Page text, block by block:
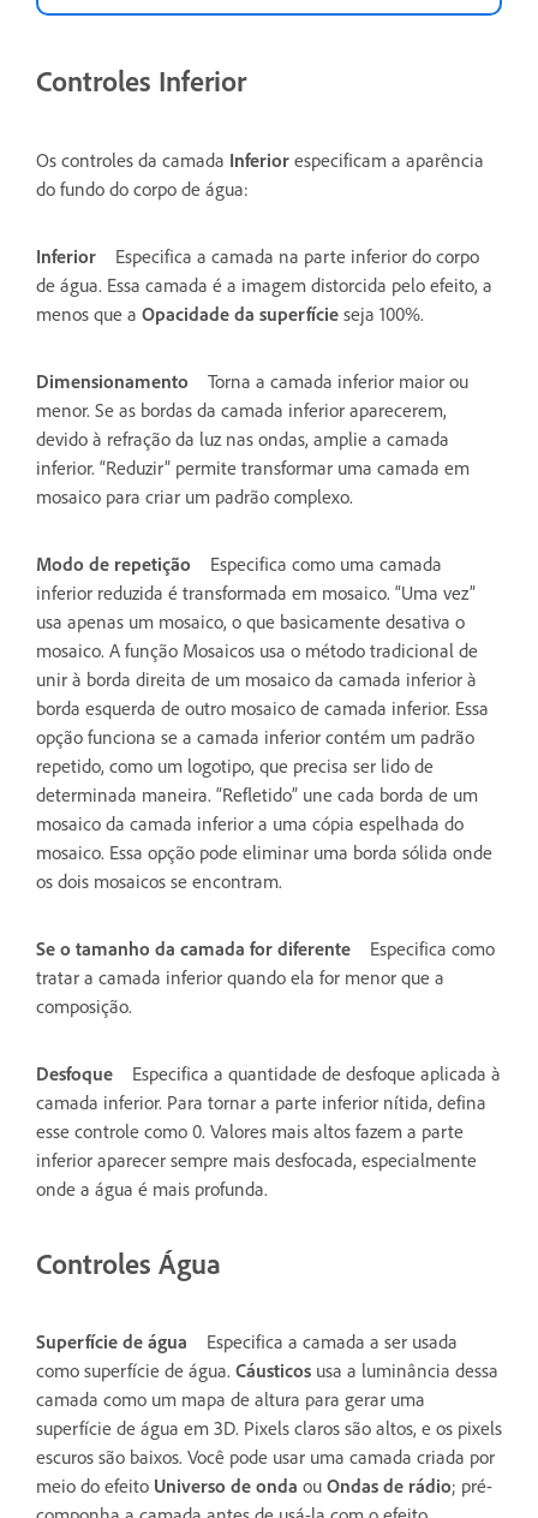
Controles Inferior
Os controles da camada Inferior especificam a aparência
do fundo do corpo de água:
Inferior
Especifica a camada na parte inferior do corpo
de água. Essa camada é a imagem distorcida pelo efeito, a
menos que a Opacidade da superfície seja 100%.
Dimensionamento
Torna a camada inferior maior ou
menor. Se as bordas da camada inferior aparecerem,
devido à refração da luz nas ondas, amplie a camada
inferior. “Reduzir” permite transformar uma camada em
mosaico para criar um padrão complexo.
Modo de repetição
Especifica como uma camada
inferior reduzida é transformada em mosaico. “Uma vez”
usa apenas um mosaico, o que basicamente desativa o
mosaico. A função Mosaicos usa o método tradicional de
unir à borda direita de um mosaico da camada inferior à
borda esquerda de outro mosaico de camada inferior. Essa
opção funciona se a camada inferior contém um padrão
repetido, como um logotipo, que precisa ser lido de
determinada maneira. “Refletido” une cada borda de um
mosaico da camada inferior a uma cópia espelhada do
mosaico. Essa opção pode eliminar uma borda sólida onde
os dois mosaicos se encontram.
Se o tamanho da camada for diferente
Especifica como
tratar a camada inferior quando ela for menor que a
composição.
Desfoque
Especifica a quantidade de desfoque aplicada à
camada inferior. Para tornar a parte inferior nítida, defina
esse controle como 0. Valores mais altos fazem a parte
inferior aparecer sempre mais desfocada, especialmente
onde a água é mais profunda.
Controles Água
Superfície de água
Especifica a camada a ser usada
como superfície de água. Cáusticos usa a luminância dessa
camada como um mapa de altura para gerar uma
superfície de água em 3D. Pixels claros são altos, e os pixels
escuros são baixos. Você pode usar uma camada criada por
meio do efeito Universo de onda ou Ondas de rádio; pré-